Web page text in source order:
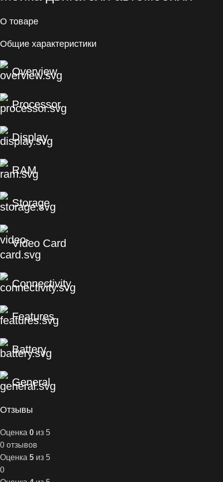
О товаре
Общие характеристики
Overview
Processor
Display
RAM
Storage
Video Card
Connectivity
Features
Battery
General
Отзывы
Оценка 0 из 5
0 отзывов
Оценка 5 из 5
0